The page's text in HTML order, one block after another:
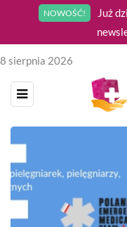
NOWOŚĆ!
Już
8 sierpnia 2026